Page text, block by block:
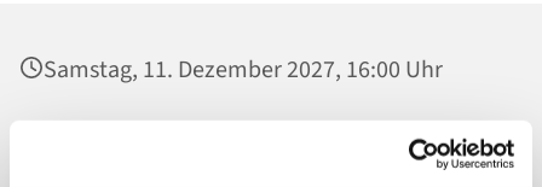
Samstag, 11. Dezember 2027, 16:00 Uhr
Alexianer St. Joseph Krankenhaus, Kirche,